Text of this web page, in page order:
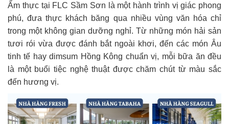
Ẩm thực tại FLC Sầm Sơn là một hành trình vị giác phong
phú, đưa thực khách băng qua nhiều vùng văn hóa chỉ
trong một không gian dưỡng nghỉ. Từ những món hải sản
tươi rói vừa được đánh bắt ngoài khơi, đến các món Âu
tinh tế hay dimsum Hồng Kông chuẩn vị, mỗi bữa ăn đều
là một buổi tiệc nghệ thuật được chăm chút từ màu sắc
đến hương vị.